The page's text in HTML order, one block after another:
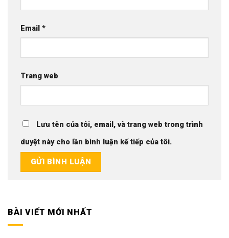
Email *
Trang web
Lưu tên của tôi, email, và trang web trong trình
duyệt này cho lần bình luận kế tiếp của tôi.
BÀI VIẾT MỚI NHẤT